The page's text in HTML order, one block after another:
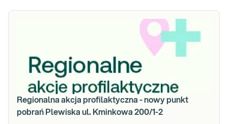
Regionalna akcja profilaktyczna - nowy punkt
pobrań Plewiska ul. Kminkowa 200/1-2